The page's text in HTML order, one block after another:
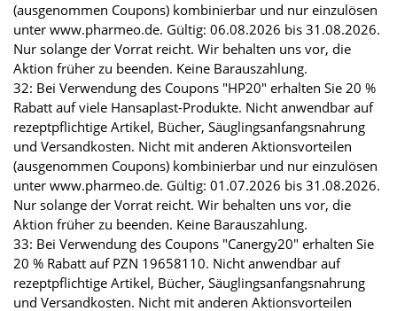
(ausgenommen Coupons) kombinierbar und nur einzulösen
unter www.pharmeo.de. Gültig: 06.08.2026 bis 31.08.2026.
Nur solange der Vorrat reicht. Wir behalten uns vor, die
Aktion früher zu beenden. Keine Barauszahlung.
32: Bei Verwendung des Coupons "HP20" erhalten Sie 20 %
Rabatt auf viele Hansaplast-Produkte. Nicht anwendbar auf
rezeptpflichtige Artikel, Bücher, Säuglingsanfangsnahrung
und Versandkosten. Nicht mit anderen Aktionsvorteilen
(ausgenommen Coupons) kombinierbar und nur einzulösen
unter www.pharmeo.de. Gültig: 01.07.2026 bis 31.08.2026.
Nur solange der Vorrat reicht. Wir behalten uns vor, die
Aktion früher zu beenden. Keine Barauszahlung.
33: Bei Verwendung des Coupons "Canergy20" erhalten Sie
20 % Rabatt auf PZN 19658110. Nicht anwendbar auf
rezeptpflichtige Artikel, Bücher, Säuglingsanfangsnahrung
und Versandkosten. Nicht mit anderen Aktionsvorteilen